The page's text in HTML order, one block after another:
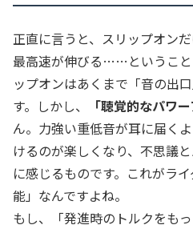
正直に言うと、スリップオン
最高速が伸びる……ということ
ップオンはあくまで「音の出
す。しかし、
「聴覚的なパワー
ん。力強い重低音が耳に届く
けるのが楽しくなり、不思議
に感じるものです。これがラ
能」なんですよね。
もし、「発進時のトルクをも